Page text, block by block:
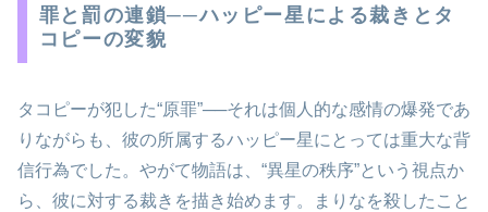
罪と罰の連鎖──ハッピー星による裁きとタ
コピーの変貌
タコピーが犯した“原罪”──それは個人的な感情の爆発であ
りながらも、彼の所属するハッピー星にとっては重大な背
信行為でした。やがて物語は、“異星の秩序”という視点か
ら、彼に対する裁きを描き始めます。まりなを殺したこと